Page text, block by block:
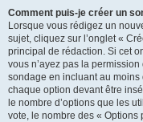
Comment puis-je créer un
Lorsque vous rédigez un
sujet, cliquez sur l’onglet «
principal de rédaction. Si cet
vous n’ayez pas la
sondage en incluant au
chaque option devant être
le nombre d’options que les
vote, le nombre des «